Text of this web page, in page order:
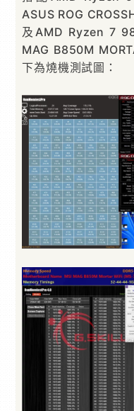
ASUS ROG
及AMD Ryzen 7
MAG B850M
下為燒機測試圖：